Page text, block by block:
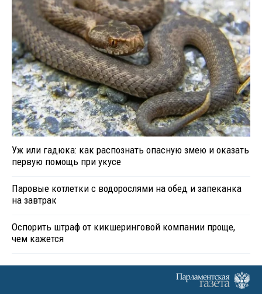
Уж или гадюка: как распознать опасную змею и оказать
первую помощь при укусе
Паровые котлетки с водорослями на обед и запеканка
на завтрак
Оспорить штраф от кикшеринговой компании проще,
чем кажется